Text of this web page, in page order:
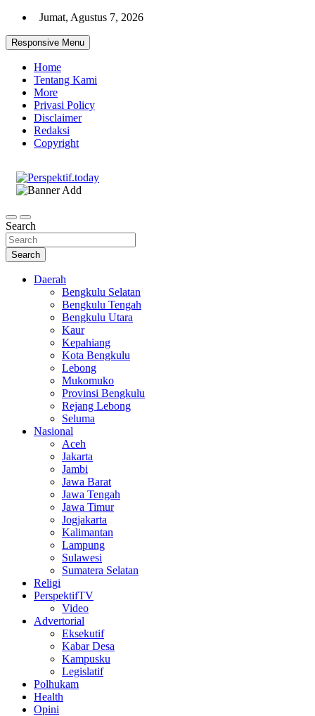
Skip
content
Jumat, Agustus 7, 2026
Responsive Menu
Home
Tentang Kami
More
Privasi Policy
Disclaimer
Redaksi
Copyright
Search
Search
Daerah
Bengkulu Selatan
Bengkulu Tengah
Bengkulu Utara
Kaur
Kepahiang
Kota Bengkulu
Lebong
Mukomuko
Provinsi Bengkulu
Rejang Lebong
Seluma
Nasional
Aceh
Jakarta
Jambi
Jawa Barat
Jawa Tengah
Jawa Timur
Jogjakarta
Kalimantan
Lampung
Sulawesi
Sumatera Selatan
Religi
PerspektifTV
Video
Advertorial
Eksekutif
Kabar Desa
Kampusku
Legislatif
Polhukam
Health
Opini